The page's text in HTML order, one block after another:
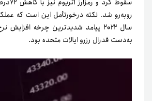
سقوط
رو‌به‌رو شد. نکته درخورتأمل این است که
سال ۲۰۲۲ پیامد شدیدترین چرخه افزایش
به‌دست فدرال رزرو ایالات متحده بود.